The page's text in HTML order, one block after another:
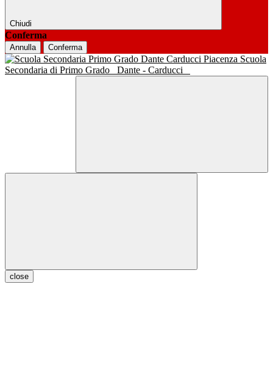
Chiudi
Conferma
Annulla Conferma
Scuola
Secondaria di Primo Grado
Dante - Carducci
close